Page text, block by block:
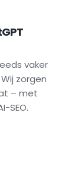
vaker
zorgen
– met
SEO.